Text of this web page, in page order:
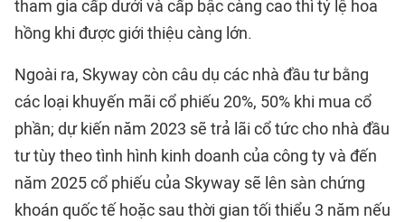
tham gia cấp dưới và cấp bậc càng cao thì tỷ lệ hoa
hồng khi được giới thiệu càng lớn.
Ngoài ra, Skyway còn câu dụ các nhà đầu tư bằng
các loại khuyến mãi cổ phiếu 20%, 50% khi mua cổ
phần; dự kiến năm 2023 sẽ trả lãi cổ tức cho nhà đầu
tư tùy theo tình hình kinh doanh của công ty và đến
năm 2025 cổ phiếu của Skyway sẽ lên sàn chứng
khoán quốc tế hoặc sau thời gian tối thiểu 3 năm nếu